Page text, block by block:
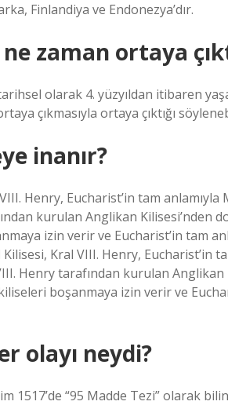
Finlandiya ve Endonezya’dır.
zaman ortaya
olarak 4. yüzyıldan itibaren
çıkmasıyla ortaya çıktığı
inanır?
Henry, Eucharist’in tam
kurulan Anglikan Kilisesi’nden
izin verir ve Eucharist’in tam
Kral VIII. Henry, Eucharist’in
Henry tarafından kurulan
boşanmaya izin verir ve
olayı neydi?
1517’de “95 Madde Tezi” olarak